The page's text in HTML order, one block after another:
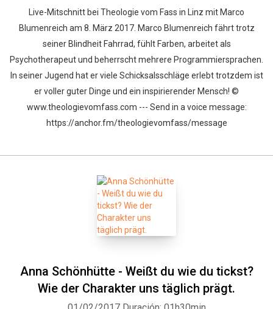
Live-Mitschnitt bei Theologie vom Fass in Linz mit Marco
Blumenreich am 8. März 2017. Marco Blumenreich fährt trotz
seiner Blindheit Fahrrad, fühlt Farben, arbeitet als
Psychotherapeut und beherrscht mehrere Programmiersprachen.
In seiner Jugend hat er viele Schicksalsschläge erlebt trotzdem ist
er voller guter Dinge und ein inspirierender Mensch! ©
www.theologievomfass.com --- Send in a voice message:
https://anchor.fm/theologievomfass/message
Anna Schönhütte - Weißt du wie du tickst?
Wie der Charakter uns täglich prägt.